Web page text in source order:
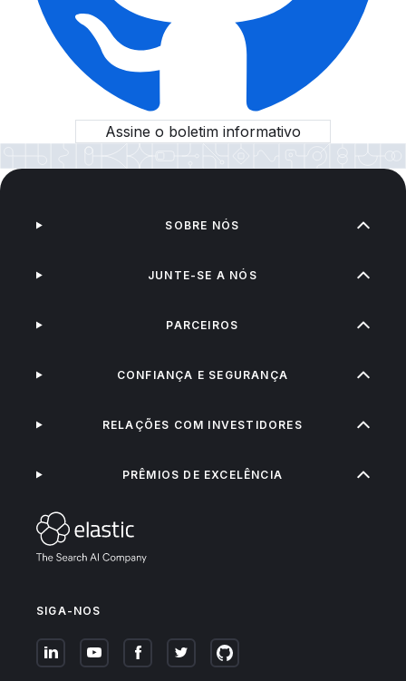
Assine o boletim informativo
SIGA-NOS
SOBRE NÓS
JUNTE-SE A NÓS
PARCEIROS
CONFIANÇA E SEGURANÇA
RELAÇÕES COM INVESTIDORES
PRÊMIOS DE EXCELÊNCIA